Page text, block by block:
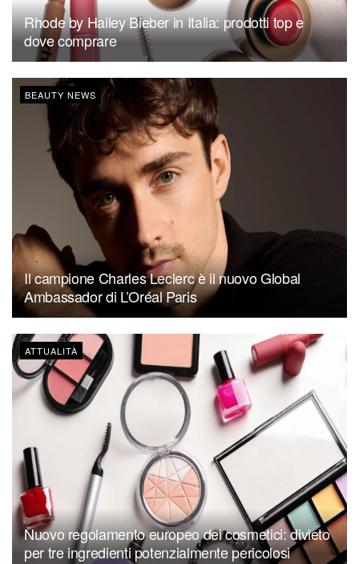
Rhode by Hailey Bieber in Italia: prodotti top e
dove comprare
BEAUTY NEWS
Il campione Charles Leclerc è il nuovo Global
Ambassador di L’Oréal Paris
ATTUALITÀ
Nuovo regolamento europeo dei cosmetici: divieto
per tre ingredienti potenzialmente pericolosi